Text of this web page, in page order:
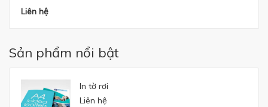
Liên hệ
Sản phẩm nổi bật
In tờ rơi
Liên hệ